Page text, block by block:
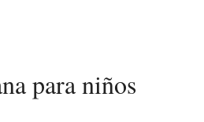
para niños